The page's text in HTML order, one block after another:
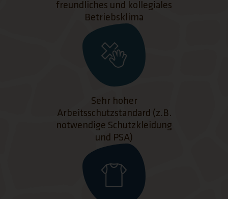
freundliches und kollegiales
Betriebsklima
Sehr hoher
Arbeitsschutzstandard (z.B.
notwendige Schutzkleidung
und PSA)